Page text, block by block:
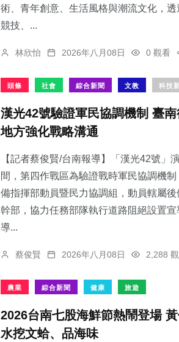
術、青年創意、生活風格與潮流文化，透
競技、...
林欣怡 2026年八月08日 0 觀看
頭條 社會 綜合新聞 文教 科技
漢光42號驗證軍民協調機制 臺
地方強化戰略溝通
【記者蔡俊賢/台南報導】「漢光42號」
間，第四作戰區為驗證戰時軍民協調機
備指揮部動員暨民力協調組，動員轄屬
幹部，協力任務部隊執行道路阻絕設置
導...
蔡俊賢 2026年八月08日 2,288
農業 綜合新聞 健康 旅遊
2026台南七股海鮮節熱鬧登場
水挖文蛤、品海味
90+ 25+
旅遊